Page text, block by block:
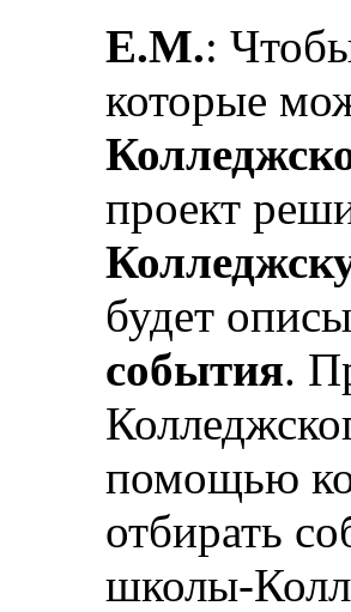
Е.М.:
которые
проект
будет
события.
помощью
отбирать
школы-